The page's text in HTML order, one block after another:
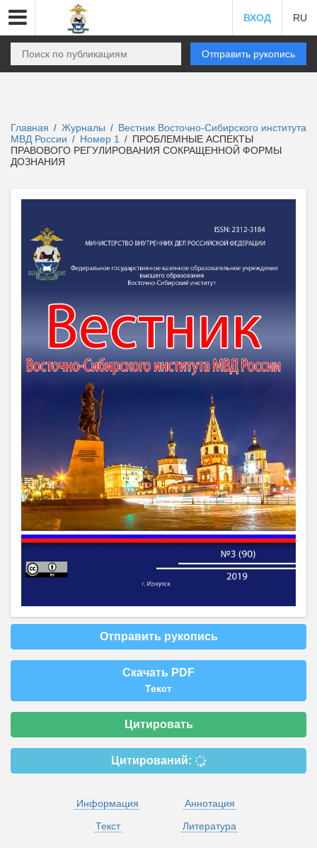
ВХОД RU
Отправить рукопись
Главная / Журналы / Вестник Восточно-Сибирского института
МВД России / Номер 1 / ПРОБЛЕМНЫЕ АСПЕКТЫ
ПРАВОВОГО РЕГУЛИРОВАНИЯ СОКРАЩЕННОЙ ФОРМЫ
ДОЗНАНИЯ
Отправить рукопись
Скачать PDF
Текст
Цитировать
Цитирований:
Информация
Аннотация
Текст
Литература